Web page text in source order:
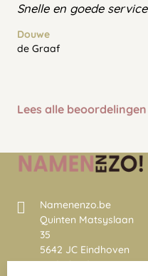
Snelle en goede service
Douwe
de Graaf
Lees alle beoordelingen
Namenenzo.be
Quinten Matsyslaan
35
5642 JC Eindhoven
Nederland